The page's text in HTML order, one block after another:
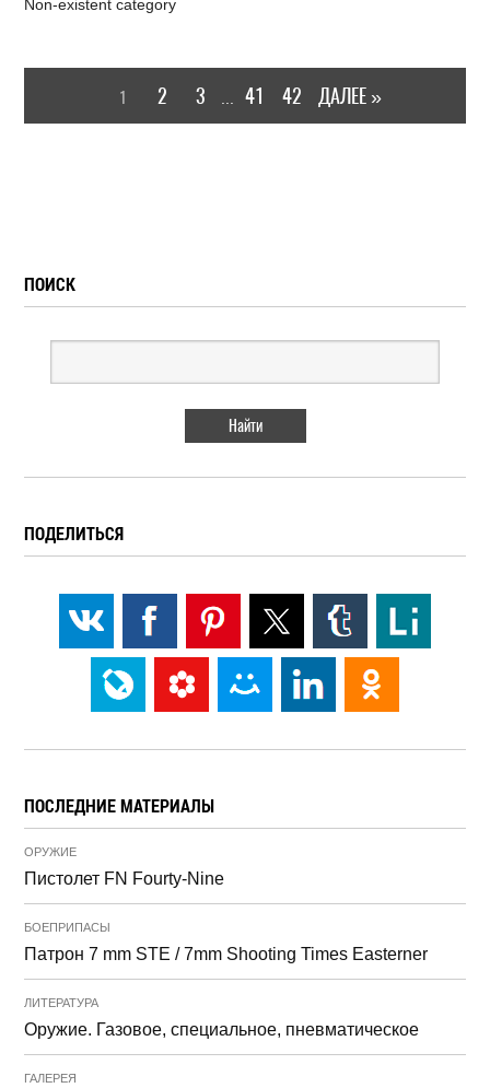
Non-existent category
1 2 3 41 42 ДАЛЕЕ »
ПОИСК
ПОДЕЛИТЬСЯ
ПОСЛЕДНИЕ МАТЕРИАЛЫ
ОРУЖИЕ
Пистолет FN Fourty-Nine
БОЕПРИПАСЫ
Патрон 7 mm STE / 7mm Shooting Times Easterner
ЛИТЕРАТУРА
Оружие. Газовое, специальное, пневматическое
ГАЛЕРЕЯ